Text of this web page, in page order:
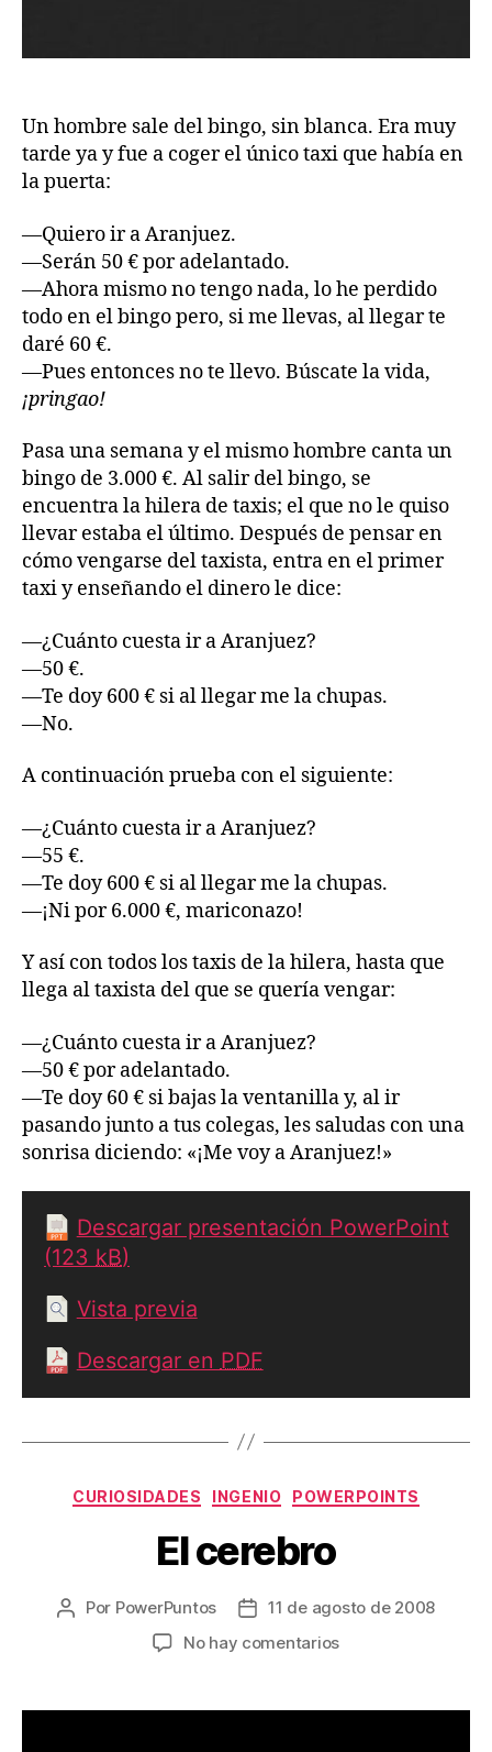
Un hombre sale del bingo, sin blanca. Era muy
tarde ya y fue a coger el único taxi que había en
la puerta:
—Quiero ir a Aranjuez.
—Serán 50 € por adelantado.
—Ahora mismo no tengo nada, lo he perdido
todo en el bingo pero, si me llevas, al llegar te
daré 60 €.
—Pues entonces no te llevo. Búscate la vida,
¡pringao!
Pasa una semana y el mismo hombre canta un
bingo de 3.000 €. Al salir del bingo, se
encuentra la hilera de taxis; el que no le quiso
llevar estaba el último. Después de pensar en
cómo vengarse del taxista, entra en el primer
taxi y enseñando el dinero le dice:
—¿Cuánto cuesta ir a Aranjuez?
—50 €.
—Te doy 600 € si al llegar me la chupas.
—No.
A continuación prueba con el siguiente:
—¿Cuánto cuesta ir a Aranjuez?
—55 €.
—Te doy 600 € si al llegar me la chupas.
—¡Ni por 6.000 €, mariconazo!
Y así con todos los taxis de la hilera, hasta que
llega al taxista del que se quería vengar:
—¿Cuánto cuesta ir a Aranjuez?
—50 € por adelantado.
—Te doy 60 € si bajas la ventanilla y, al ir
pasando junto a tus colegas, les saludas con una
sonrisa diciendo: «¡Me voy a Aranjuez!»
Descargar presentación PowerPoint
(123 kB)
Vista previa
Descargar en PDF
Categorías
CURIOSIDADES INGENIO POWERPOINTS
El cerebro
Autor
Por PowerPuntos
Fecha11 de agosto de 2008
No hay comentariosen